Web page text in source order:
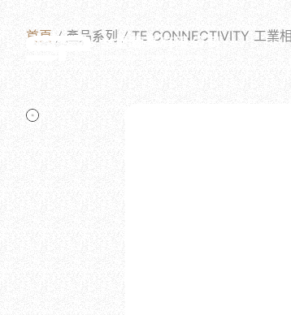
首頁 產品系列 TE CONNECTIVITY 工業